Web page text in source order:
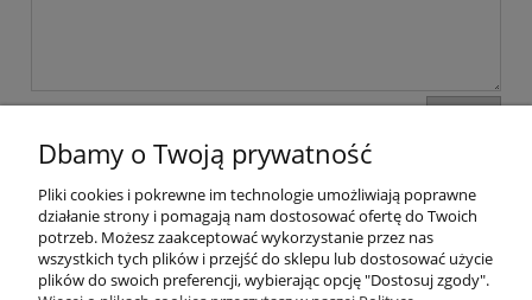
Moje konto
Płatności i dostawa
Dbamy o Twoją prywatność
Pliki cookies i pokrewne im technologie umożliwiają poprawne
działanie strony i pomagają nam dostosować ofertę do Twoich
potrzeb. Możesz zaakceptować wykorzystanie przez nas
wszystkich tych plików i przejść do sklepu lub dostosować użycie
plików do swoich preferencji, wybierając opcję "Dostosuj zgody".